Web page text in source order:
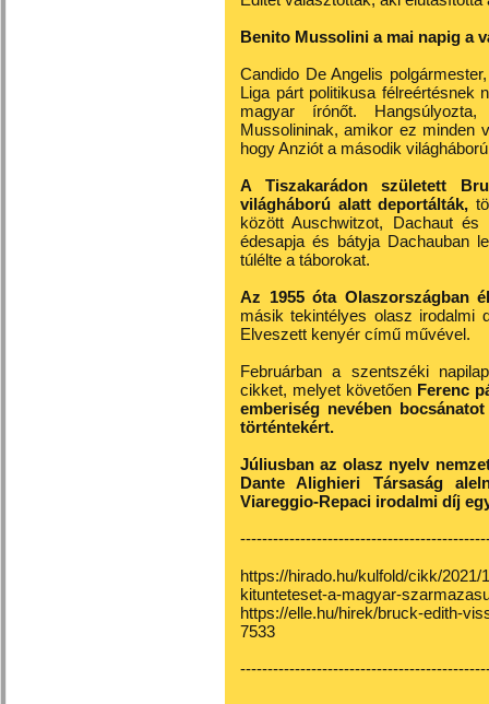
Benito Mussolini a mai napig a
Candido De Angelis
Liga párt politikusa félreértésnek
magyar írónőt.
Mussolininak, amikor ez minden
hogy Anziót a második
A Tiszakarádon született
világháború alatt deportálták,
között Auschwitzot, Dachaut és
édesapja és bátyja Dachauban
túlélte a táborokat.
Az 1955 óta Olaszországban
másik tekintélyes olasz
Elveszett kenyér című művével.
Februárban a szentszéki
cikket, melyet követően Ferenc
emberiség nevében
történtekért.
Júliusban az olasz nyelv
Dante Alighieri Társaság
Viareggio-Repaci irodalmi díj
https://hirado.hu/kulfold/cikk/
kitunteteset-a-magyar-
https://elle.hu/hirek/bruck-edith-
7533